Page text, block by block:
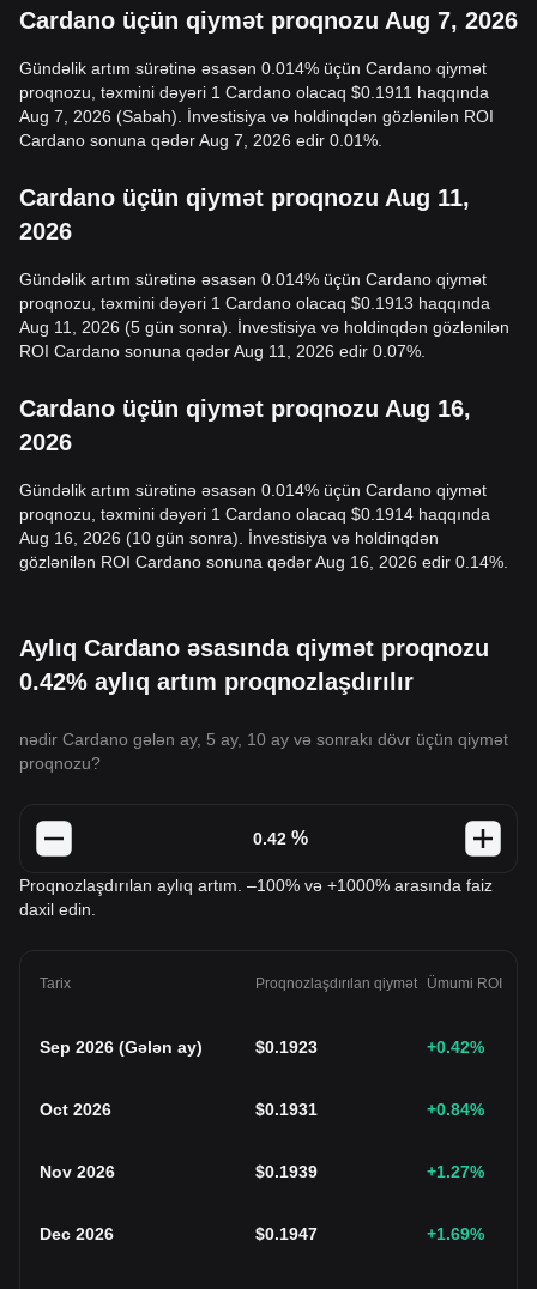
Cardano üçün qiymət proqnozu Aug 7, 2026
Gündəlik artım sürətinə əsasən 0.014% üçün Cardano qiymət
proqnozu, təxmini dəyəri 1 Cardano olacaq $0.1911 haqqında
Aug 7, 2026 (Sabah). İnvestisiya və holdinqdən gözlənilən ROI
Cardano sonuna qədər Aug 7, 2026 edir 0.01%.
Cardano üçün qiymət proqnozu Aug 11,
2026
Gündəlik artım sürətinə əsasən 0.014% üçün Cardano qiymət
proqnozu, təxmini dəyəri 1 Cardano olacaq $0.1913 haqqında
Aug 11, 2026 (5 gün sonra). İnvestisiya və holdinqdən gözlənilən
ROI Cardano sonuna qədər Aug 11, 2026 edir 0.07%.
Cardano üçün qiymət proqnozu Aug 16,
2026
Gündəlik artım sürətinə əsasən 0.014% üçün Cardano qiymət
proqnozu, təxmini dəyəri 1 Cardano olacaq $0.1914 haqqında
Aug 16, 2026 (10 gün sonra). İnvestisiya və holdinqdən
gözlənilən ROI Cardano sonuna qədər Aug 16, 2026 edir 0.14%.
Aylıq Cardano əsasında qiymət proqnozu
0.42% aylıq artım proqnozlaşdırılır
nədir Cardano gələn ay, 5 ay, 10 ay və sonrakı dövr üçün qiymət
proqnozu?
%
Proqnozlaşdırılan aylıq artım. –100% və +1000% arasında faiz
daxil edin.
Tarix Proqnozlaşdırılan qiymət Ümumi ROI
Sep 2026 (Gələn ay) $0.1923 +0.42%
Oct 2026 $0.1931 +0.84%
Nov 2026 $0.1939 +1.27%
Dec 2026 $0.1947 +1.69%